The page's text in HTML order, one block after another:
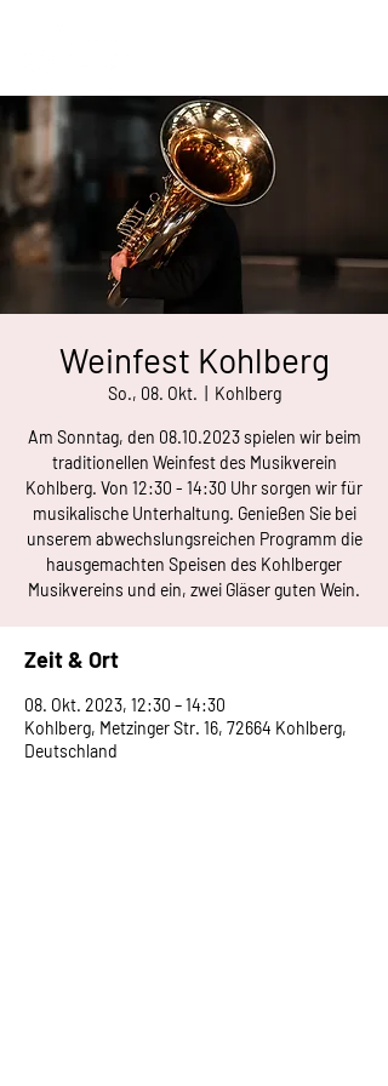
Weinfest Kohlberg
So., 08. Okt. Kohlberg
Am Sonntag, den 08.10.2023 spielen wir beim
traditionellen Weinfest des Musikverein
Kohlberg. Von 12:30 - 14:30 Uhr sorgen wir für
musikalische Unterhaltung. Genießen Sie bei
unserem abwechslungsreichen Programm die
hausgemachten Speisen des Kohlberger
Musikvereins und ein, zwei Gläser guten Wein.
Zeit & Ort
08. Okt. 2023, 12:30 – 14:30
Kohlberg, Metzinger Str. 16, 72664 Kohlberg,
Deutschland